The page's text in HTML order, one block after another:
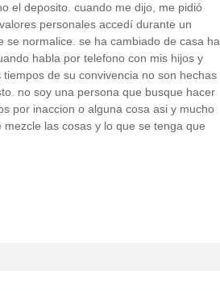
el deposito. cuando me dijo, me pidió
personales accedí durante un
normalice. se ha cambiado de casa ha
habla por telefono con mis hijos y
de su convivencia no son hechas
no soy una persona que busque hacer
por inaccion o alguna cosa asi y mucho
las cosas y lo que se tenga que